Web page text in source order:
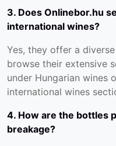
3. Does Onlinebor.hu
international wines?
Yes, they offer a
browse their extensive
under Hungarian wines
international wines
4. How are the bottles
breakage?